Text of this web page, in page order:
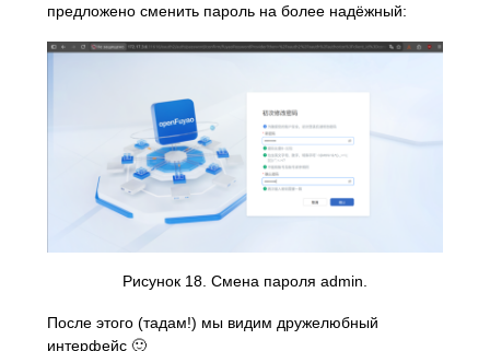
предложено сменить пароль на более надёжный:
Рисунок 18. Смена пароля admin.
После этого (тадам!) мы видим дружелюбный
интерфейс 🙂